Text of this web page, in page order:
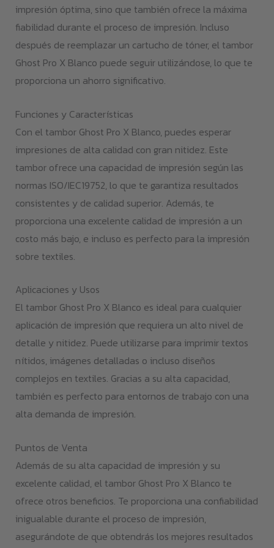
impresión óptima, sino que también ofrece la máxima
fiabilidad durante el proceso de impresión. Incluso
después de reemplazar un cartucho de tóner, el tambor
Ghost Pro X Blanco puede seguir utilizándose, lo que te
proporciona un ahorro significativo.
Funciones y Características
Con el tambor Ghost Pro X Blanco, puedes esperar
impresiones de alta calidad con gran nitidez. Este
tambor ofrece una capacidad de impresión según las
normas ISO/IEC19752, lo que te garantiza resultados
consistentes y de calidad superior. Además, te
proporciona una excelente calidad de impresión a un
costo más bajo, e incluso es perfecto para la impresión
sobre textiles.
Aplicaciones y Usos
El tambor Ghost Pro X Blanco es ideal para cualquier
aplicación de impresión que requiera un alto nivel de
detalle y nitidez. Puede utilizarse para imprimir textos
nítidos, imágenes detalladas o incluso diseños
complejos en textiles. Gracias a su alta capacidad,
también es perfecto para entornos de trabajo con una
alta demanda de impresión.
Puntos de Venta
Además de su alta capacidad de impresión y su
excelente calidad, el tambor Ghost Pro X Blanco te
ofrece otros beneficios. Te proporciona una confiabilidad
inigualable durante el proceso de impresión,
asegurándote de que obtendrás los mejores resultados